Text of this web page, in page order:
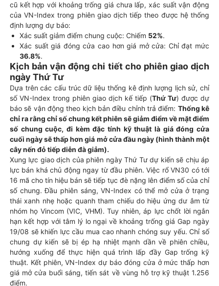
cũ kết hợp với khoảng trống giá chưa lấp, xác suất vận động
của VN-Index trong phiên giao dịch tiếp theo được hệ thống
định lượng dự báo:
Xác suất giảm điểm chung cuộc: Chiếm 52%.
Xác suất giá đóng cửa cao hơn giá mở cửa: Chỉ đạt mức
36.8%.
Kịch bản vận động chi tiết cho phiên giao dịch
ngày Thứ Tư
Dựa trên các cấu trúc dữ liệu thống kê định lượng lịch sử, chỉ
số VN-Index trong phiên giao dịch kế tiếp (Thứ Tư) được dự
báo sẽ vận động theo kịch bản điều chỉnh trả điểm: Thống kê
chỉ ra rằng chỉ số chung kết phiên sẽ giảm điểm về mặt điểm
số chung cuộc, đi kèm đặc tính kỹ thuật là giá đóng cửa
cuối ngày sẽ thấp hơn giá mở cửa đầu ngày (hình thành một
cây nến đỏ tiếp diễn đà giảm).
Xung lực giao dịch của phiên ngày Thứ Tư dự kiến sẽ chịu áp
lực bán khá chủ động ngay từ đầu phiên. Việc rổ VN30 có tới
16 mã cho tín hiệu bán sẽ tiếp tục đè nặng lên điểm số của chỉ
số chung. Đầu phiên sáng, VN-Index có thể mở cửa ở trạng
thái xanh nhẹ hoặc quanh tham chiếu do hiệu ứng dư âm từ
nhóm họ Vincom (VIC, VHM). Tuy nhiên, áp lực chốt lời ngắn
hạn kết hợp với tâm lý lo ngại về khoảng trống giá Gap ngày
19/08 sẽ khiến lực cầu mua cao nhanh chóng suy yếu. Chỉ số
chung dự kiến sẽ bị ép hạ nhiệt mạnh dần về phiên chiều,
hướng xuống để thực hiện quá trình lấp đầy Gap trống kỹ
thuật. Kết phiên, VN-Index dự báo đóng cửa ở mức thấp hơn
giá mở cửa buổi sáng, tiến sát về vùng hỗ trợ kỹ thuật 1.256
điểm.